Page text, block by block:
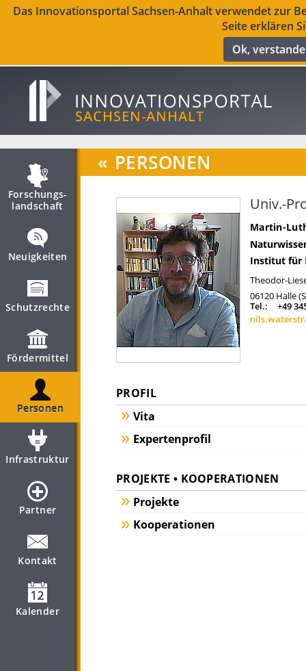
Das Innovationsportal Sachsen-Anhalt verwendet zur
Seite erklären
Ok,
Forschungs­
landschaft
Neuigkeiten
Schutzrechte
Fördermittel
Personen
Infrastruktur
Partner
Kontakt
Kalender
« PERSONEN
Univ.-
Martin-
Institut für
Theodor-
06120 Halle
Tel.:
+49
PROFIL
Vita
Expertenprofil
PROJEKTE • KOOPERATIONEN
Projekte
Kooperationen